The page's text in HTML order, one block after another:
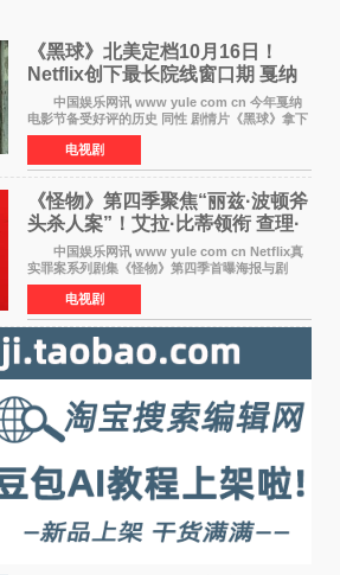
《黑球》北美定档10月16日！
Netflix创下最长院线窗口期 戛纳
最佳导演加持
中国娱乐网讯 www yule com cn 今年戛纳
电影节备受好评的历史 同性 剧情片《黑球》拿下
Netflix美国发行电影的最长院线放映期——该片
最新定档今年10月16日美国影院上映（此前定档
11月6日，如
电视剧
《怪物》第四季聚焦“丽兹·波顿斧
头杀人案”！艾拉·比蒂领衔 查理·
汉纳姆、莎拉·保
中国娱乐网讯 www yule com cn Netflix真
实罪案系列剧集《怪物》第四季首曝海报与剧
照，聚焦鹅妈妈童谣亦有记载的著名血腥杀人案
——丽兹·波顿砍死生父与继母案。 本季由艾
拉·比蒂饰
电视剧